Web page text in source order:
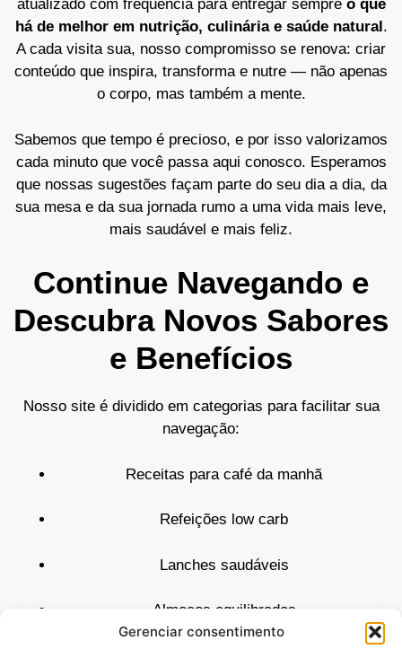
Gerenciar consentimento
atualizado com frequência para entregar sempre o que
há de melhor em nutrição, culinária e saúde natural.
A cada visita sua, nosso compromisso se renova: criar
conteúdo que inspira, transforma e nutre — não apenas
o corpo, mas também a mente.
Sabemos que tempo é precioso, e por isso valorizamos
cada minuto que você passa aqui conosco. Esperamos
que nossas sugestões façam parte do seu dia a dia, da
sua mesa e da sua jornada rumo a uma vida mais leve,
mais saudável e mais feliz.
Continue Navegando e
Descubra Novos Sabores
e Benefícios
Nosso site é dividido em categorias para facilitar sua
navegação:
Receitas para café da manhã
Refeições low carb
Lanches saudáveis
Almoços equilibrados